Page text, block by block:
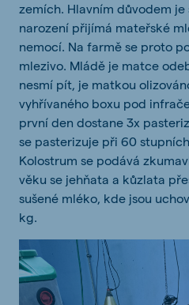
zemích. Hlavním důvodem
narození přijímá mateřské
nemocí. Na farmě se proto
mlezivo. Mládě je matce
nesmí pít, je matkou
vyhřívaného boxu pod
první den dostane 3x
se pasterizuje při 60
Kolostrum se podává
věku se jehňata a kůzlata
sušené mléko, kde jsou
kg.